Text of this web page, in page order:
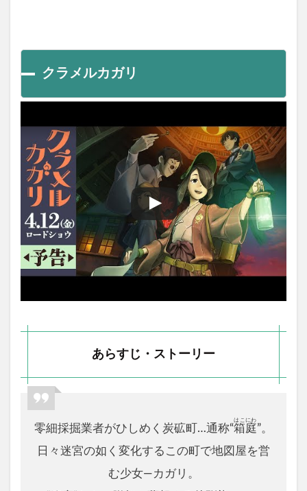
クラメルカガリ
あらすじ・ストーリー
零細採掘業者がひしめく炭砿町…通称“箱庭
はこにわ
”。
日々迷宮の如く変化するこの町で地図屋を営
む少女―カガリ。